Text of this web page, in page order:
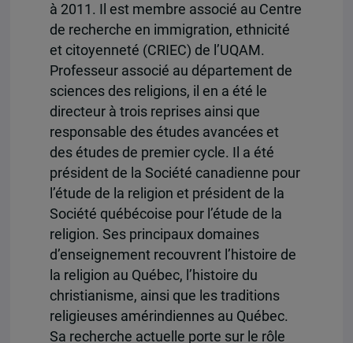
à 2011. Il est membre associé au Centre
de recherche en immigration, ethnicité
et citoyenneté (CRIEC) de l’UQAM.
Professeur associé au département de
sciences des religions, il en a été le
directeur à trois reprises ainsi que
responsable des études avancées et
des études de premier cycle. Il a été
président de la Société canadienne pour
l’étude de la religion et président de la
Société québécoise pour l’étude de la
religion. Ses principaux domaines
d’enseignement recouvrent l’histoire de
la religion au Québec, l’histoire du
christianisme, ainsi que les traditions
religieuses amérindiennes au Québec.
Sa recherche actuelle porte sur le rôle